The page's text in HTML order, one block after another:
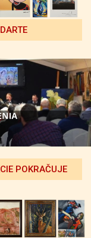
POKRAČUJE